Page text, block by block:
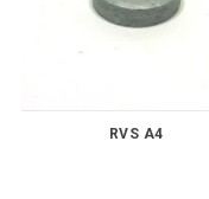
RVS A4